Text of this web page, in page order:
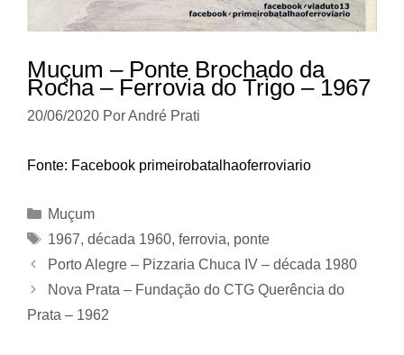
Muçum – Ponte Brochado da
Rocha – Ferrovia do Trigo – 1967
20/06/2020 PorAndré Prati
Fonte: Facebook primeirobatalhaoferroviario
Categorias
Muçum
Tags
1967, década 1960, ferrovia, ponte
Porto Alegre – Pizzaria Chuca IV – década 1980
Nova Prata – Fundação do CTG Querência do
Prata – 1962